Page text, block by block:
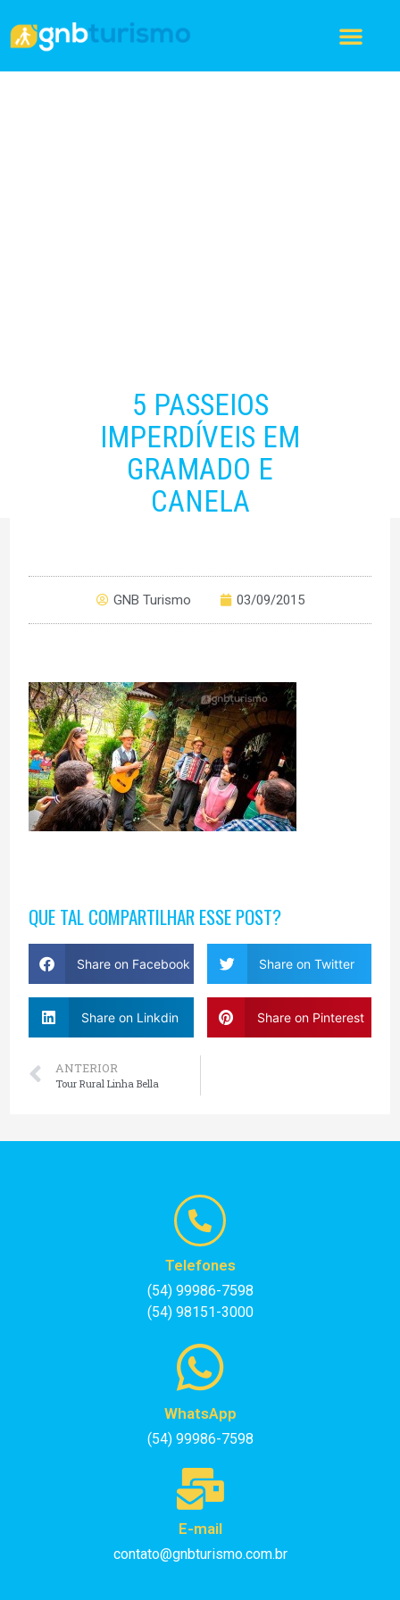
5 PASSEIOS
IMPERDÍVEIS EM
GRAMADO E
CANELA
GNB Turismo 03/09/2015
QUE TAL COMPARTILHAR ESSE POST?
Share on Facebook Share on Twitter
Share on Linkdin Share on Pinterest
ANTERIOR
Tour Rural Linha Bella
Telefones
(54) 99986-7598
(54) 98151-3000
WhatsApp
(54) 99986-7598
E-mail
contato@gnbturismo.com.br